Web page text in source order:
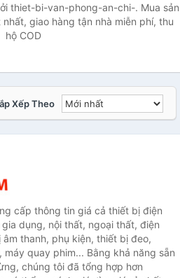
thiet-bi-van-phong-an-chi-. Mua sản
giao hàng tận nhà miễn phí, thu
hộ COD
Xếp Theo
cấp thông tin giá cả thiết bị điện
dụng, nội thất, ngoại thất, điện
thanh, phụ kiện, thiết bị đeo,
quay phim... Bằng khả năng sẵn
chúng tôi đã tổng hợp hơn